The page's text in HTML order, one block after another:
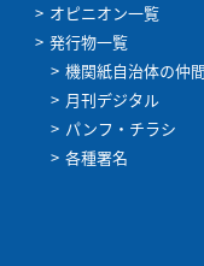
オピニオン一覧
発行物一覧
機関紙自治体の仲間
月刊デジタル
パンフ・チラシ
各種署名